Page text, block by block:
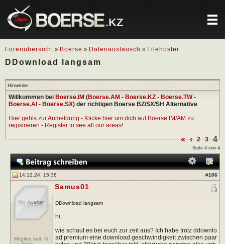
.KZ
Forenübersicht » Boerse » Datenaustausch » Filehoster
DDownload langsam
Hinweise
Willkommen bei Boerse.IM (Boerse.AM - Boerse.KZ - Boerse.TW-
Boerse.AI - Boerse.SX) der richtigen Boerse BZ/SX/SH Alternative
Hier gehts zur Anmeldung - Klicke hier um dich auf Boerse.IM/AM zu
registrieren - Register to see all our areas!
« ‹ 2 3 4
Seite 4 von 4
14.12.24, 15:38 #106
Mitglied seit: N
Samus01
DDownload langsam
hi,
wie schaut es bei euch zur zeit aus? Ich habe trotz ddownlo
ad premium eine download geschwindigkeit zwischen paar